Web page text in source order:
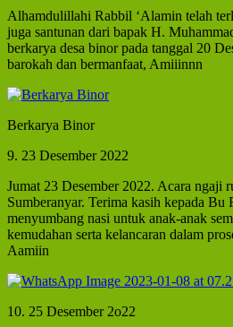
Alhamdulillahi Rabbil ‘Alamin telah
juga santunan dari bapak H.
berkarya desa binor pada tanggal 20
barokah dan bermanfaat, Amiiinnn
Berkarya Binor
9. 23 Desember 2022
Jumat 23 Desember 2022. Acara ngaji
Sumberanyar. Terima kasih kepada Bu
menyumbang nasi untuk anak-anak
kemudahan serta kelancaran dalam
Aamiin
10. 25 Desember 2o22